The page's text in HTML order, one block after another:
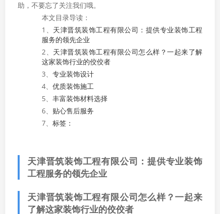
助，不要忘了关注我们哦。
本文目录导读：
1、 天津晋筑装饰工程有限公司：提供专业装饰工程
服务的领先企业
2、 天津晋筑装饰工程有限公司怎么样？一起来了解
这家装饰行业的佼佼者
3、 专业装饰设计
4、 优质装饰施工
5、 丰富装饰材料选择
6、 贴心售后服务
7、 标签：
天津晋筑装饰工程有限公司：提供专业装饰
工程服务的领先企业
天津晋筑装饰工程有限公司怎么样？一起来
了解这家装饰行业的佼佼者